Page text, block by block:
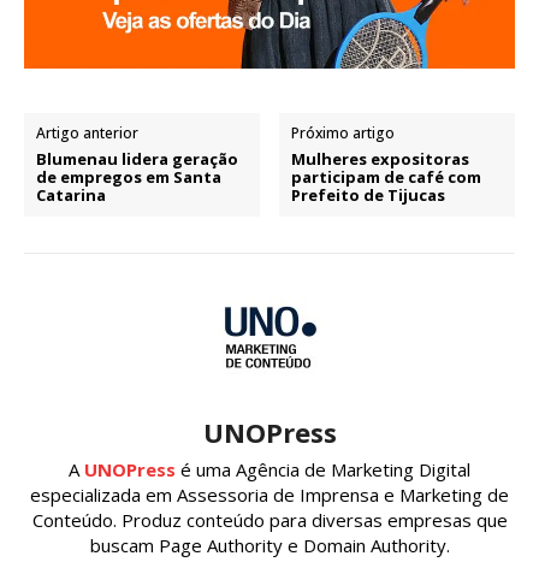
Artigo anterior
Blumenau lidera geração
de empregos em Santa
Catarina
Próximo artigo
Mulheres expositoras
participam de café com
Prefeito de Tijucas
UNOPress
A UNOPress é uma Agência de Marketing Digital
especializada em Assessoria de Imprensa e Marketing de
Conteúdo. Produz conteúdo para diversas empresas que
buscam Page Authority e Domain Authority.